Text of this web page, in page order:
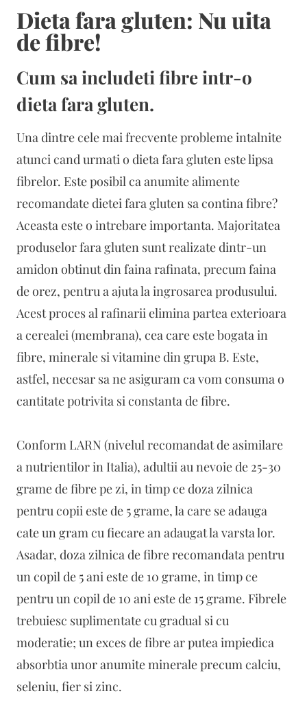
Dieta fara gluten: Nu uita
de fibre!
Cum sa includeti fibre intr-o
dieta fara gluten.
Una dintre cele mai frecvente probleme intalnite
atunci cand urmati o dieta fara gluten este lipsa
fibrelor. Este posibil ca anumite alimente
recomandate dietei fara gluten sa contina fibre?
Aceasta este o intrebare importanta. Majoritatea
produselor fara gluten sunt realizate dintr-un
amidon obtinut din faina rafinata, precum faina
de orez, pentru a ajuta la ingrosarea produsului.
Acest proces al rafinarii elimina partea exterioara
a cerealei (membrana), cea care este bogata in
fibre, minerale si vitamine din grupa B. Este,
astfel, necesar sa ne asiguram ca vom consuma o
cantitate potrivita si constanta de fibre.
Conform LARN (nivelul recomandat de asimilare
a nutrientilor in Italia), adultii au nevoie de 25-30
grame de fibre pe zi, in timp ce doza zilnica
pentru copii este de 5 grame, la care se adauga
cate un gram cu fiecare an adaugat la varsta lor.
Asadar, doza zilnica de fibre recomandata pentru
un copil de 5 ani este de 10 grame, in timp ce
pentru un copil de 10 ani este de 15 grame. Fibrele
trebuiesc suplimentate cu gradual si cu
moderatie; un exces de fibre ar putea impiedica
absorbtia unor anumite minerale precum calciu,
seleniu, fier si zinc.